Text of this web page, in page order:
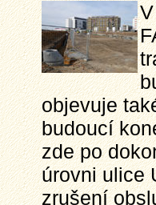
objevuje
budoucí
zde po
úrovni ulice
zrušení